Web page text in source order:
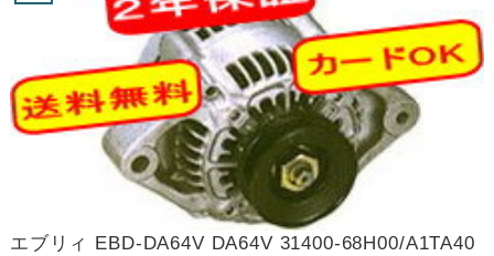
エブリィ EBD-DA64V DA64V 31400-68H00/A1TA40